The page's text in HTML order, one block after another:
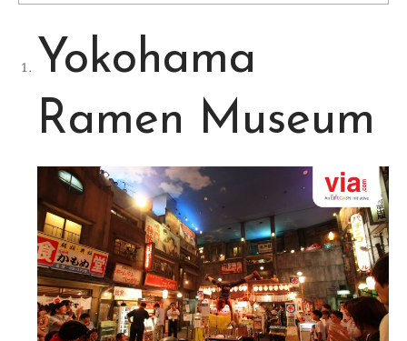
Yokohama
Ramen Museum